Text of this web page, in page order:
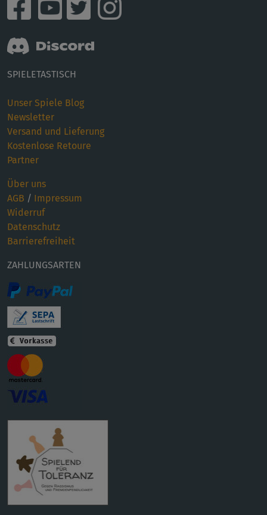
SPIELETASTISCH
Unser Spiele Blog
Newsletter
Versand und Lieferung
Kostenlose Retoure
Partner
Über uns
AGB / Impressum
Widerruf
Datenschutz
Barrierefreiheit
ZAHLUNGSARTEN